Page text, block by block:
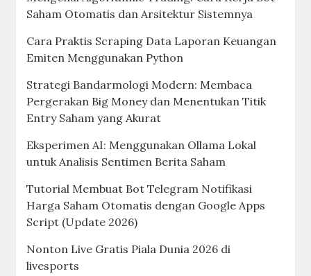
Saham Otomatis dan Arsitektur Sistemnya
Cara Praktis Scraping Data Laporan Keuangan
Emiten Menggunakan Python
Strategi Bandarmologi Modern: Membaca
Pergerakan Big Money dan Menentukan Titik
Entry Saham yang Akurat
Eksperimen AI: Menggunakan Ollama Lokal
untuk Analisis Sentimen Berita Saham
Tutorial Membuat Bot Telegram Notifikasi
Harga Saham Otomatis dengan Google Apps
Script (Update 2026)
Nonton Live Gratis Piala Dunia 2026 di
livesports